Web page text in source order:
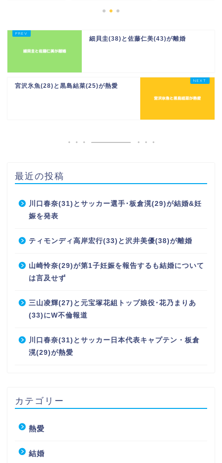
細貝圭(38)と佐藤仁美(43)が離婚
宮沢氷魚(28)と黒島結菜(25)が熱愛
最近の投稿
川口春奈(31)とサッカー選手･板倉滉(29)が結婚&妊
娠を発表
ティモンディ高岸宏行(33)と沢井美優(38)が離婚
山崎怜奈(29)が第1子妊娠を報告するも結婚について
は言及せず
三山凌輝(27)と元宝塚花組トップ娘役･花乃まりあ
(33)にW不倫報道
川口春奈(31)とサッカー日本代表キャプテン・板倉
滉(29)が熱愛
カテゴリー
熱愛
結婚